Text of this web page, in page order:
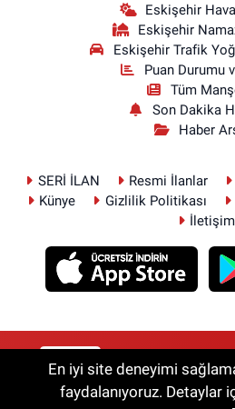
Eskişehir
Eskişehir
Eskişehir Trafik
Puan Durumu
Tüm
Son Dakika
Haber
SERİ İLAN Resmi İlanlar
Künye
Gizlilik Politikası
İletişim
RSS Copyright ©
En iyi site deneyimi
faydalanıyoruz. Detaylar